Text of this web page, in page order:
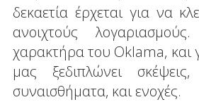
δεκαετία έρχεται για να
ανοιχτούς
χαρακτήρα του Oklama, και
μας ξεδιπλώνει
συναισθήματα, και ενοχές.